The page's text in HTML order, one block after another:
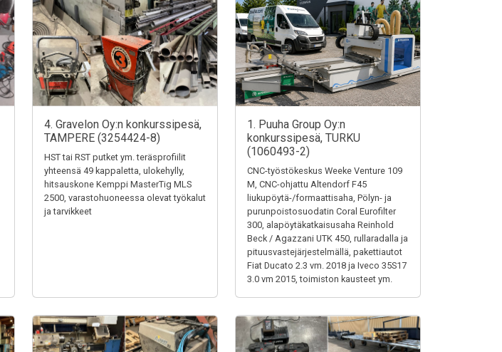
4. Gravelon Oy:n konkurssipesä,
TAMPERE (3254424-8)
HST tai RST putket ym. teräsprofiilit
yhteensä 49 kappaletta, ulokehylly,
hitsauskone Kemppi MasterTig MLS
2500, varastohuoneessa olevat työkalut
ja tarvikkeet
1. Puuha Group Oy:n
konkurssipesä, TURKU
(1060493-2)
CNC-työstökeskus Weeke Venture 109
M, CNC-ohjattu Altendorf F45
liukupöytä-/formaattisaha, Pölyn- ja
purunpoistosuodatin Coral Eurofilter
300, alapöytäkatkaisusaha Reinhold
Beck / Agazzani UTK 450, rullaradalla ja
pituusvastejärjestelmällä, pakettiautot
Fiat Ducato 2.3 vm. 2018 ja Iveco 35S17
3.0 vm 2015, toimiston kausteet ym.